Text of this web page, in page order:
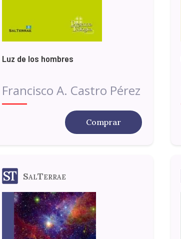
Luz de los hombres
Francisco A. Castro Pérez
Comprar
SalTerrae